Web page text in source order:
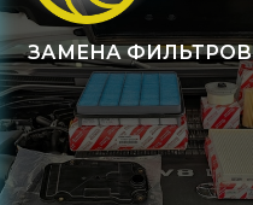
ЗАМЕНА ФИЛЬТРОВ